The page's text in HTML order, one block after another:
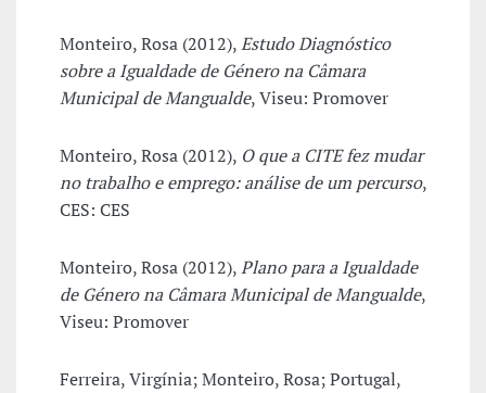
Monteiro, Rosa (2012),Estudo Diagnóstico
sobre a Igualdade de Género na Câmara
Municipal de Mangualde, Viseu: Promover
Monteiro, Rosa (2012), O que a CITE fez mudar
no trabalho e emprego: análise de um percurso,
CES: CES
Monteiro, Rosa (2012),Plano para a Igualdade
de Género na Câmara Municipal de Mangualde,
Viseu: Promover
Ferreira, Virgínia; Monteiro, Rosa; Portugal,